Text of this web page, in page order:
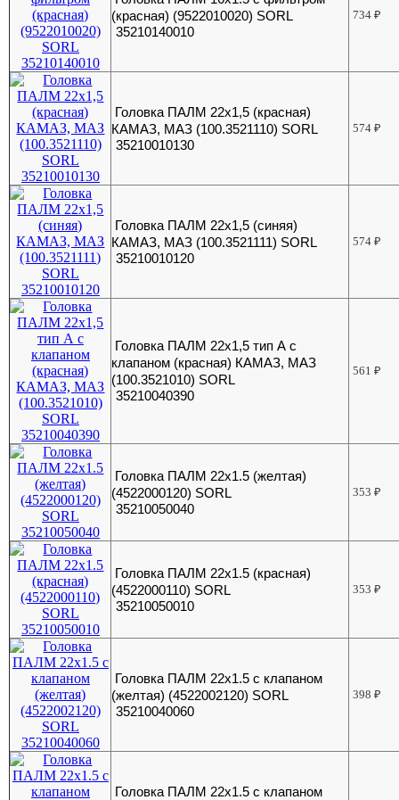
(красная) (9522010020) SORL
35210140010
734₽
Головка ПАЛМ 22х1,5 (красная)
КАМАЗ, МАЗ (100.3521110) SORL
35210010130
574₽
Головка ПАЛМ 22х1,5 (синяя)
КАМАЗ, МАЗ (100.3521111) SORL
35210010120
574₽
Головка ПАЛМ 22х1,5 тип А с
клапаном (красная) КАМАЗ, МАЗ
(100.3521010) SORL
35210040390
561₽
Головка ПАЛМ 22х1.5 (желтая)
(4522000120) SORL
35210050040
353₽
Головка ПАЛМ 22х1.5 (красная)
(4522000110) SORL
35210050010
353₽
Головка ПАЛМ 22х1.5 с клапаном
(желтая) (4522002120) SORL
35210040060
398₽
Головка ПАЛМ 22х1.5 с клапаном